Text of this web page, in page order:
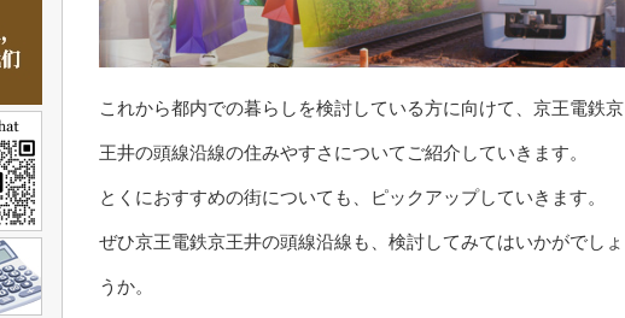
これから都内での暮らしを検討している方に向けて、京王電鉄京
王井の頭線沿線の住みやすさについてご紹介していきます。
とくにおすすめの街についても、ピックアップしていきます。
ぜひ京王電鉄京王井の頭線沿線も、検討してみてはいかがでしょ
うか。